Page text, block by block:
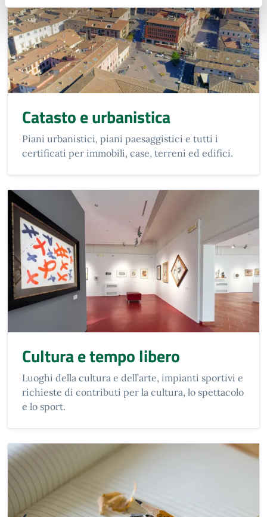
Catasto e urbanistica
Piani urbanistici, piani paesaggistici e tutti i
certificati per immobili, case, terreni ed edifici.
Cultura e tempo libero
Luoghi della cultura e dell’arte, impianti sportivi e
richieste di contributi per la cultura, lo spettacolo
e lo sport.